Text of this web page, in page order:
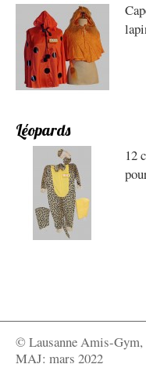
Léopards
12
© Lausanne Amis-Gym,
MAJ: mars 2022